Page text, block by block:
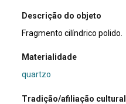
Descrição do objeto
Fragmento cilíndrico polido.
Materialidade
quartzo
Tradição/afiliação cultural